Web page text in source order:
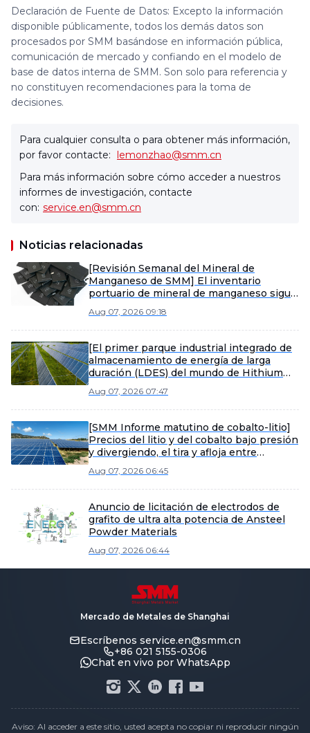
Declaración de Fuente de Datos: Excepto la información
disponible públicamente, todos los demás datos son
procesados por SMM basándose en información pública,
comunicación de mercado y confiando en el modelo de
base de datos interna de SMM. Son solo para referencia y
no constituyen recomendaciones para la toma de
decisiones.
Para cualquier consulta o para obtener más información,
por favor contacte: lemonzhao@smm.cn
Para más información sobre cómo acceder a nuestros
informes de investigación, contacte
con: service.en@smm.cn
Noticias relacionadas
[Revisión Semanal del Mineral de
Manganeso de SMM] El inventario
portuario de mineral de manganeso sigue
presión
Aug 07, 2026 09:18
[El primer parque industrial integrado de
almacenamiento de energía de larga
duración (LDES) del mundo de Hithium
Aug 07, 2026 07:47
[SMM Informe matutino de cobalto-litio]
Precios del litio y del cobalto bajo presión
y divergiendo, el tira y afloja entre
consolidación del mercado de materiales
Aug 07, 2026 06:45
Anuncio de licitación de electrodos de
grafito de ultra alta potencia de Ansteel
Powder Materials
Aug 07, 2026 06:44
Mercado de Metales de Shanghai
Escríbenos service.en@smm.cn
+86 021 5155-0306
Chat en vivo por WhatsApp
Aviso: Al acceder a este sitio, usted acepta no copiar ni reproducir ningún